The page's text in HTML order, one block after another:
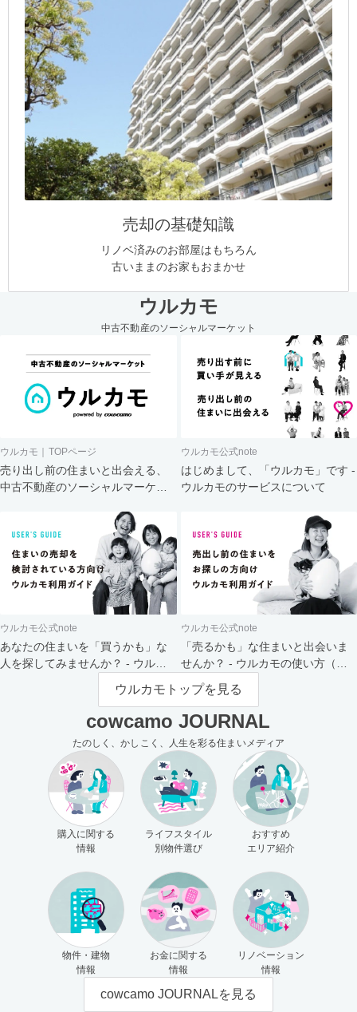
売却の基礎知識
リノベ済みのお部屋はもちろん
古いままのお家もおまかせ
ウルカモ
中古不動産のソーシャルマーケット
ウルカモ｜TOPページ
売り出し前の住まいと出会える、
中古不動産のソーシャルマーケッ
ウルカモ公式note
はじめまして、「ウルカモ」です -
ウルカモのサービスについて
ウルカモ公式note
あなたの住まいを「買うかも」な
人を探してみませんか？ - ウルカ
ウルカモ公式note
「売るかも」な住まいと出会いま
せんか？ - ウルカモの使い方（買
主さま向け）
ウルカモトップを見る
cowcamo JOURNAL
たのしく、かしこく、人生を彩る住まいメディア
購入に関する
情報
ライフスタイル
別物件選び
おすすめ
エリア紹介
物件・建物
情報
お金に関する
情報
リノベーション
情報
cowcamo JOURNALを見る